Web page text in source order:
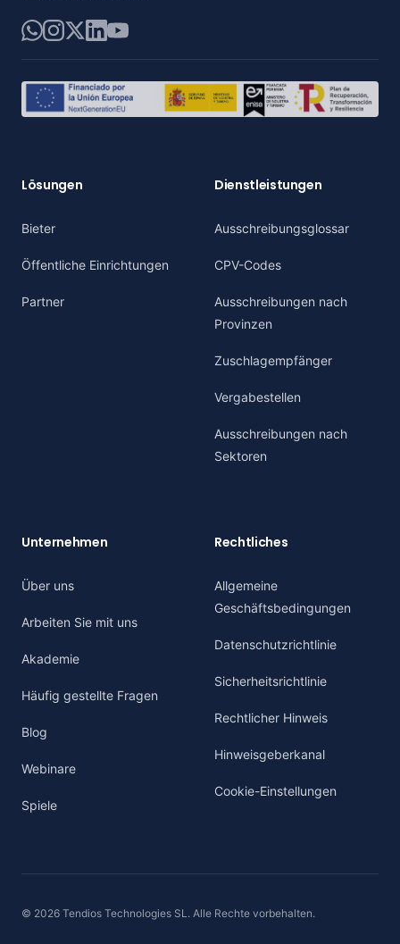
WhatsApp
Instagram
X LinkedIn
YouTube
Lösungen
Bieter
Öffentliche Einrichtungen
Partner
Dienstleistungen
Ausschreibungsglossar
CPV-Codes
Ausschreibungen nach
Provinzen
Zuschlagempfänger
Vergabestellen
Ausschreibungen nach
Sektoren
Unternehmen
Über uns
Arbeiten Sie mit uns
Akademie
Häufig gestellte Fragen
Blog
Webinare
Spiele
Rechtliches
Allgemeine
Geschäftsbedingungen
Datenschutzrichtlinie
Sicherheitsrichtlinie
Rechtlicher Hinweis
Hinweisgeberkanal
Cookie-Einstellungen
© 2026 Tendios Technologies SL. Alle Rechte vorbehalten.